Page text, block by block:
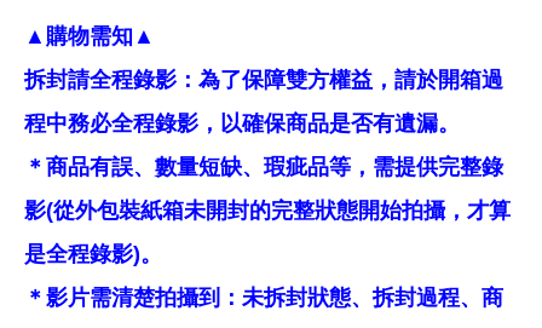
▲購物需知▲
拆封請全程錄影：為了保障雙方權益，請於開箱過
程中務必全程錄影，以確保商品是否有遺漏。
＊商品有誤、數量短缺、瑕疵品等，需提供完整錄
影(從外包裝紙箱未開封的完整狀態開始拍攝，才算
是全程錄影)。
＊影片需清楚拍攝到：未拆封狀態、拆封過程、商